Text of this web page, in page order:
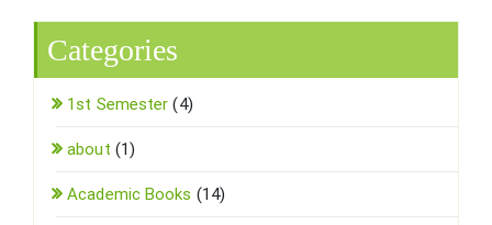
Categories
1st Semester (4)
about (1)
Academic Books (14)